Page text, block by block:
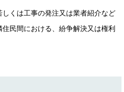
くは工事の発注又は業者紹介など
民間における、紛争解決又は権利